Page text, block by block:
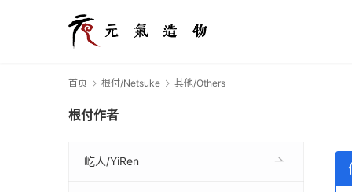
首页 根付/Netsuke 其他/Others
根付作者
屹人/YiRen